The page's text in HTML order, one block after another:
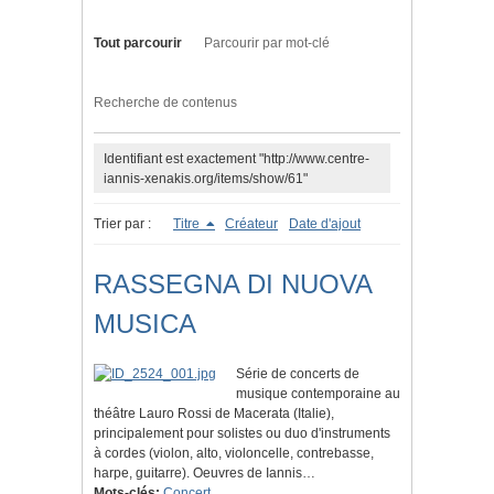
Tout parcourir Parcourir par mot-clé
Recherche de contenus
Identifiant est exactement "http://www.centre-
iannis-xenakis.org/items/show/61"
Trier par : Titre Créateur Date d'ajout
RASSEGNA DI NUOVA
MUSICA
Série de concerts de
musique contemporaine au
théâtre Lauro Rossi de Macerata (Italie),
principalement pour solistes ou duo d'instruments
à cordes (violon, alto, violoncelle, contrebasse,
harpe, guitarre). Oeuvres de Iannis…